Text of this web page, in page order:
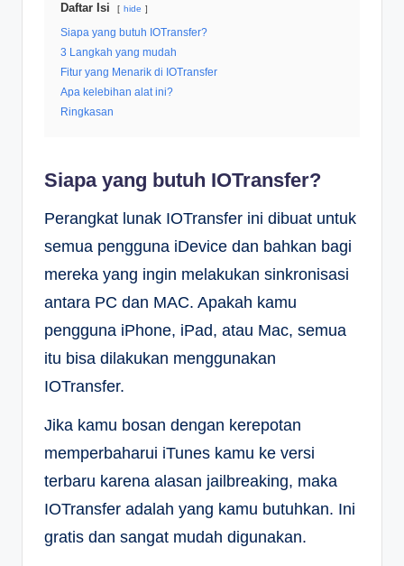
Daftar Isi hide
Siapa yang butuh IOTransfer?
3 Langkah yang mudah
Fitur yang Menarik di IOTransfer
Apa kelebihan alat ini?
Ringkasan
Siapa yang butuh IOTransfer?
Perangkat lunak IOTransfer ini dibuat untuk
semua pengguna iDevice dan bahkan bagi
mereka yang ingin melakukan sinkronisasi
antara PC dan MAC. Apakah kamu
pengguna iPhone, iPad, atau Mac, semua
itu bisa dilakukan menggunakan
IOTransfer.
Jika kamu bosan dengan kerepotan
memperbaharui iTunes kamu ke versi
terbaru karena alasan jailbreaking, maka
IOTransfer adalah yang kamu butuhkan. Ini
gratis dan sangat mudah digunakan.